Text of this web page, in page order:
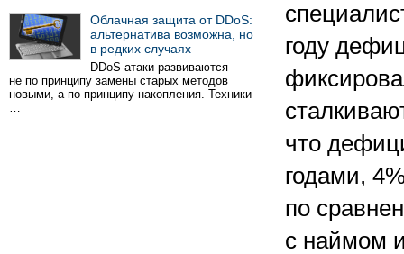
Облачная защита от DDoS:
альтернатива возможна, но
в редких случаях
DDoS-атаки развиваются
не по принципу замены старых методов
новыми, а по принципу накопления. Техники
…
году
что
годами,
по
с наймом